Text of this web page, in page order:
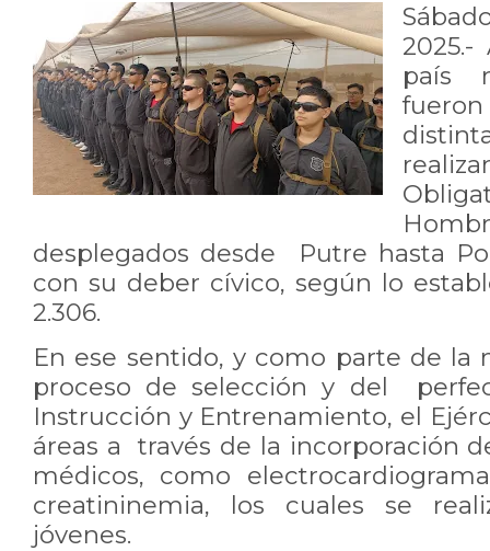
2025.-
país
desplegados desde Putre hasta
con su deber cívico, según lo
2.306.
En ese sentido, y como parte de la
proceso de selección y del
Instrucción y Entrenamiento, el
áreas a través de la incorporación
médicos, como
creatininemia, los cuales se
jóvenes.